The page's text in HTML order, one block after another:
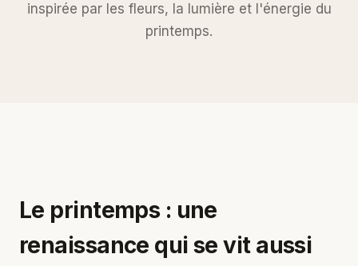
inspirée par les fleurs, la lumière et l'énergie du
printemps.
Le printemps : une
renaissance qui se vit aussi